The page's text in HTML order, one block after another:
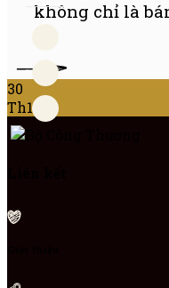
không chỉ là
30
Th10